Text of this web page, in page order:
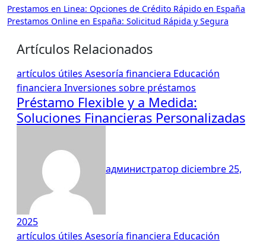
Navegación
de
entradas
Prestamos en Linea: Opciones de Crédito Rápido en España
Prestamos Online en España: Solicitud Rápida y Segura
Artículos Relacionados
artículos útiles Asesoría financiera Educación
financiera Inversiones sobre préstamos
Préstamo Flexible y a Medida:
Soluciones Financieras Personalizadas
администратор diciembre 25,
2025
artículos útiles Asesoría financiera Educación